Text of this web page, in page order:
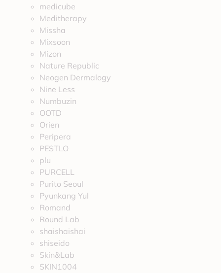
medicube
Meditherapy
Missha
Mixsoon
Mizon
Nature Republic
Neogen Dermalogy
Nine Less
Numbuzin
OOTD
Orien
Peripera
PESTLO
plu
PURCELL
Purito Seoul
Pyunkang Yul
Romand
Round Lab
shaishaishai
shiseido
Skin&Lab
SKIN1004